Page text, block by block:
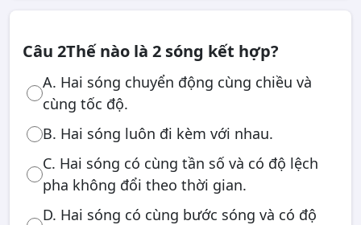
Câu 2Thế nào là 2 sóng kết hợp?
A. Hai sóng chuyển động cùng chiều và
cùng tốc độ.
B. Hai sóng luôn đi kèm với nhau.
C. Hai sóng có cùng tần số và có độ lệch
pha không đổi theo thời gian.
D. Hai sóng có cùng bước sóng và có độ